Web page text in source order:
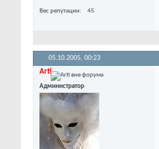
Вес репутации 45
05.10.2005, 00:23
Arti
Администратор